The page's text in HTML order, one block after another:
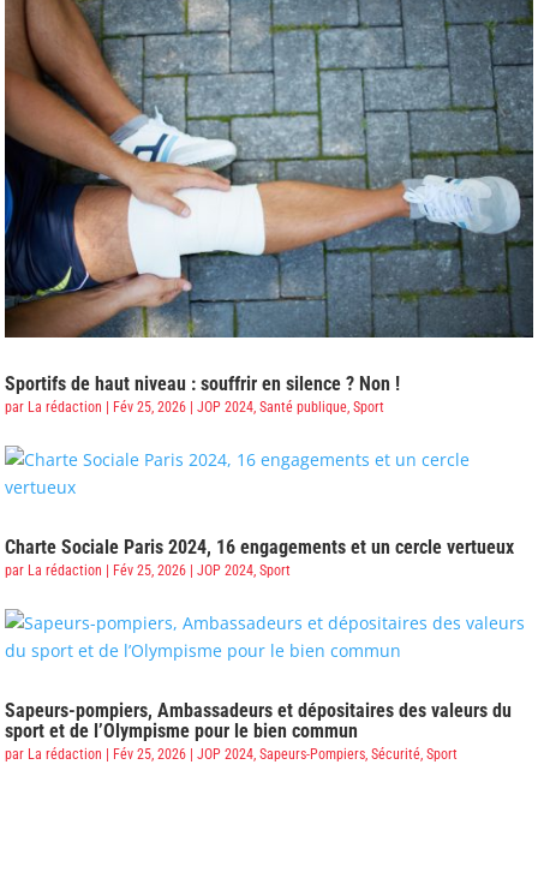
Sportifs de haut niveau : souffrir en silence ? Non !
par La rédaction Fév 25, 2026 |JOP 2024,Santé publique,Sport
Charte Sociale Paris 2024, 16 engagements et un cercle vertueux
par La rédaction Fév 25, 2026 |JOP 2024,Sport
Sapeurs-pompiers, Ambassadeurs et dépositaires des valeurs du
sport et de l’Olympisme pour le bien commun
par La rédaction Fév 25, 2026 |JOP 2024,Sapeurs-Pompiers,Sécurité,Sport